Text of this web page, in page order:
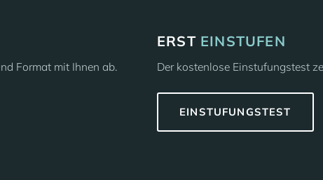
Format mit Ihnen ab.
ERST EINSTUFEN
Der kostenlose Einstufungstest
EINSTUFUNGSTEST